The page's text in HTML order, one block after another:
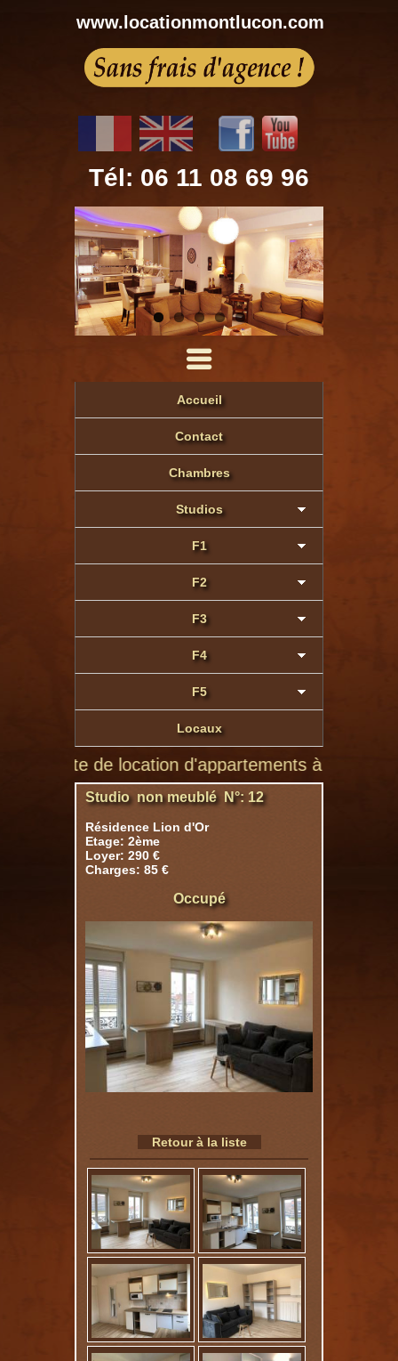
www.locationmontlucon.com
Tél: 06 11 08 69 96
Accueil
Contact
Chambres
Studios
F1
F2
F3
F4
F5
Locaux
site de location d'appartements à Montluçon de
Studio non meublé N°: 12
Résidence Lion d'Or
Etage: 2ème
Loyer: 290 €
Charges: 85 €
Occupé
Retour à la liste